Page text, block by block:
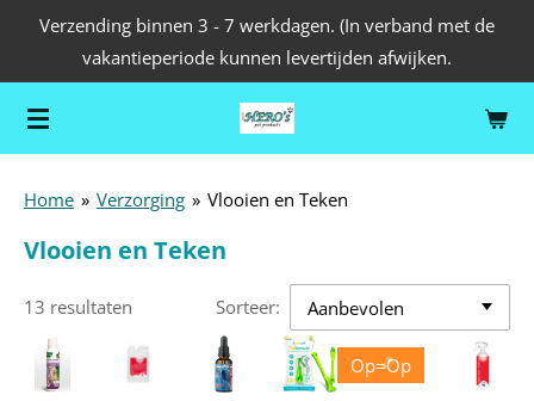
de
hoofdinhoud
Verzending binnen 3 - 7 werkdagen. (In verband met de
vakantieperiode kunnen levertijden afwijken.
Home » Verzorging » Vlooien en Teken
Vlooien en Teken
13 resultaten Sorteer:
Op=Op